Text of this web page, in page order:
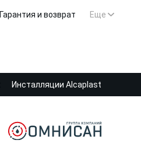
Гарантия и возврат Еще
Инсталляции Alcaplast